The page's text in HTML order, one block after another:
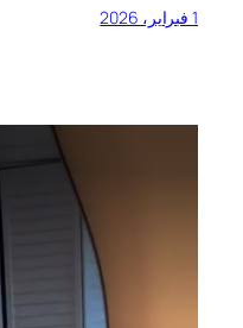
1 فبراير، 2026